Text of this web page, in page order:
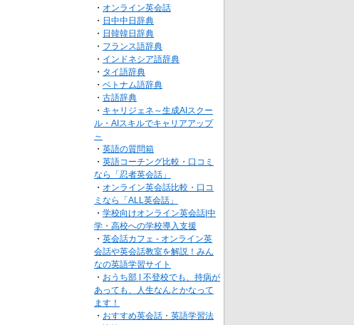
・ オンライン英会話
・ 日中中日辞典
・ 日韓韓日辞典
・ フランス語辞典
・ インドネシア語辞典
・ タイ語辞典
・ ベトナム語辞典
・ 古語辞典
・ キャリジェネ～生成AIスクー
ル・AIスキルでキャリアアップ
～
・ 英語の質問箱
・ 英語コーチング比較・口コミ
なら「忍者英会話」
・ オンライン英会話比較・口コ
ミなら「ALL英会話」
・ 学校向けオンライン英会話|中
学・高校への学校導入支援
・ 英会話カフェ - オンライン英
会話や英会話教室を解説！みん
なの英語学習サイト
・ おうち部 | 不登校でも、持病が
あっても、人生なんとかなって
ます！
・ おすすめ英会話・英語学習法